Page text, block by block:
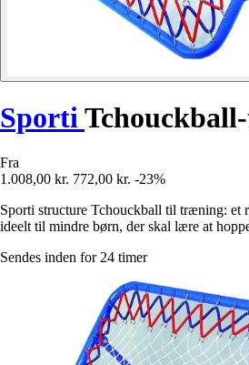
Sporti
Fra
1.008,00 kr. 772,00 kr. -23%
Sporti structure Tchouckball til træning: et
ideelt til mindre børn, der skal lære at
Sendes inden for 24 timer